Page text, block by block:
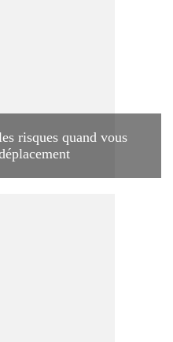
risques quand vous